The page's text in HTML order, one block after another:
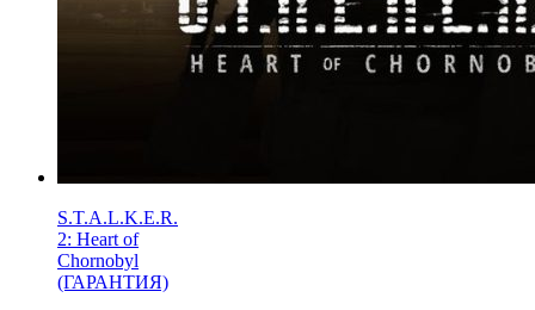
S.T.A.L.K.E.R.
2: Heart of
Chornobyl
(ГАРАНТИЯ)